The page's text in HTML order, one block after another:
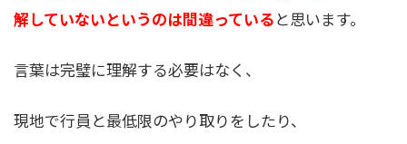
解していないというのは間違っていると思います。
言葉は完璧に理解する必要はなく、
現地で行員と最低限のやり取りをしたり、